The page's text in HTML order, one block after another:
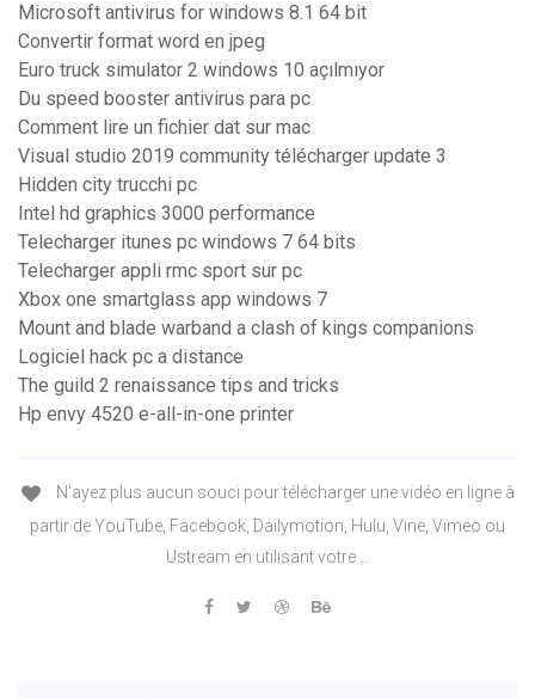
Microsoft antivirus for windows 8.1 64 bit
Convertir format word en jpeg
Euro truck simulator 2 windows 10 açılmıyor
Du speed booster antivirus para pc
Comment lire un fichier dat sur mac
Visual studio 2019 community télécharger update 3
Hidden city trucchi pc
Intel hd graphics 3000 performance
Telecharger itunes pc windows 7 64 bits
Telecharger appli rmc sport sur pc
Xbox one smartglass app windows 7
Mount and blade warband a clash of kings companions
Logiciel hack pc a distance
The guild 2 renaissance tips and tricks
Hp envy 4520 e-all-in-one printer
N’ayez plus aucun souci pour télécharger une vidéo en ligne à
partir de YouTube, Facebook, Dailymotion, Hulu, Vine, Vimeo ou
Ustream en utilisant votre ...